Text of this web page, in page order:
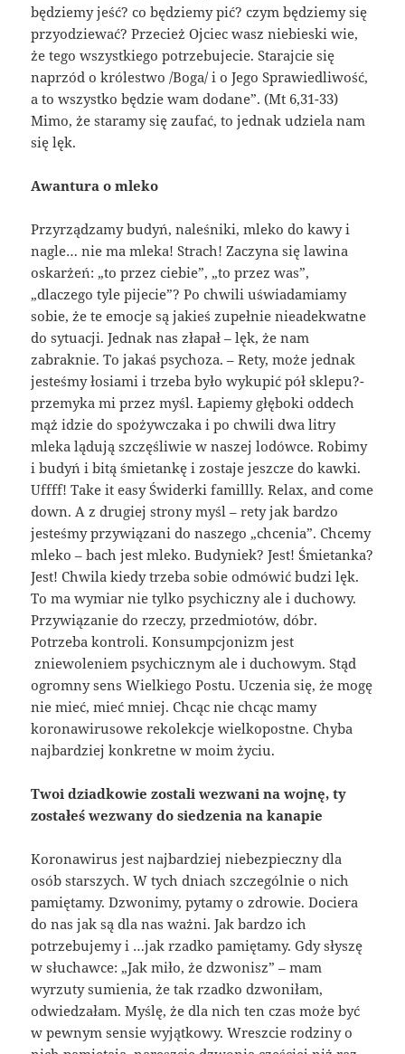
będziemy jeść? co będziemy pić? czym będziemy się
przyodziewać? Przecież Ojciec wasz niebieski wie,
że tego wszystkiego potrzebujecie. Starajcie się
naprzód o królestwo /Boga/ i o Jego Sprawiedliwość,
a to wszystko będzie wam dodane”. (Mt 6,31-33)
Mimo, że staramy się zaufać, to jednak udziela nam
się lęk.
Awantura o mleko
Przyrządzamy budyń, naleśniki, mleko do kawy i
nagle… nie ma mleka! Strach! Zaczyna się lawina
oskarżeń: „to przez ciebie”, „to przez was”,
„dlaczego tyle pijecie”? Po chwili uświadamiamy
sobie, że te emocje są jakieś zupełnie nieadekwatne
do sytuacji. Jednak nas złapał – lęk, że nam
zabraknie. To jakaś psychoza. – Rety, może jednak
jesteśmy łosiami i trzeba było wykupić pół sklepu?-
przemyka mi przez myśl. Łapiemy głęboki oddech
mąż idzie do spożywczaka i po chwili dwa litry
mleka lądują szczęśliwie w naszej lodówce. Robimy
i budyń i bitą śmietankę i zostaje jeszcze do kawki.
Uffff! Take it easy Świderki famillly. Relax, and come
down. A z drugiej strony myśl – rety jak bardzo
jesteśmy przywiązani do naszego „chcenia”. Chcemy
mleko – bach jest mleko. Budyniek? Jest! Śmietanka?
Jest! Chwila kiedy trzeba sobie odmówić budzi lęk.
To ma wymiar nie tylko psychiczny ale i duchowy.
Przywiązanie do rzeczy, przedmiotów, dóbr.
Potrzeba kontroli. Konsumpcjonizm jest
zniewoleniem psychicznym ale i duchowym. Stąd
ogromny sens Wielkiego Postu. Uczenia się, że mogę
nie mieć, mieć mniej. Chcąc nie chcąc mamy
koronawirusowe rekolekcje wielkopostne. Chyba
najbardziej konkretne w moim życiu.
Twoi dziadkowie zostali wezwani na wojnę, ty
zostałeś wezwany do siedzenia na kanapie
Koronawirus jest najbardziej niebezpieczny dla
osób starszych. W tych dniach szczególnie o nich
pamiętamy. Dzwonimy, pytamy o zdrowie. Dociera
do nas jak są dla nas ważni. Jak bardzo ich
potrzebujemy i …jak rzadko pamiętamy. Gdy słyszę
w słuchawce: „Jak miło, że dzwonisz” – mam
wyrzuty sumienia, że tak rzadko dzwoniłam,
odwiedzałam. Myślę, że dla nich ten czas może być
w pewnym sensie wyjątkowy. Wreszcie rodziny o